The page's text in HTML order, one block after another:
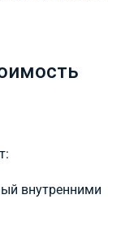
внутренними